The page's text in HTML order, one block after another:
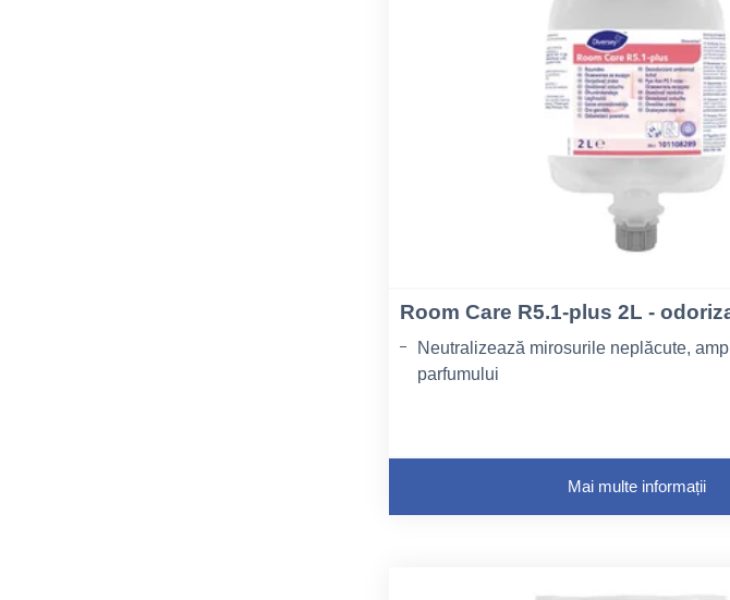
Room Care R5.1-plus 2L -
Neutralizează mirosurile neplăcute,
parfumului
Mai multe informații